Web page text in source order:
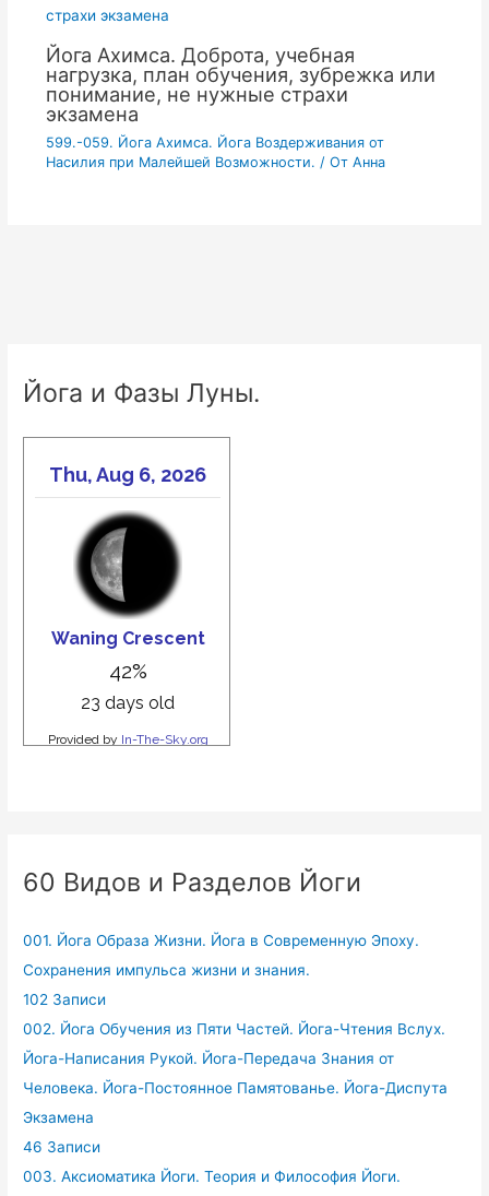
Йога Ахимса. Доброта, учебная
нагрузка, план обучения, зубрежка или
понимание, не нужные страхи
экзамена
599.-059. Йога Ахимса. Йога Воздерживания от
Насилия при Малейшей Возможности. / От Анна
Йога и Фазы Луны.
60 Видов и Разделов Йоги
001. Йога Образа Жизни. Йога в Современную Эпоху.
Сохранения импульса жизни и знания.
102 Записи
002. Йога Обучения из Пяти Частей. Йога-Чтения Вслух.
Йога-Написания Рукой. Йога-Передача Знания от
Человека. Йога-Постоянное Памятованье. Йога-Диспута
Экзамена
46 Записи
003. Аксиоматика Йоги. Теория и Философия Йоги.